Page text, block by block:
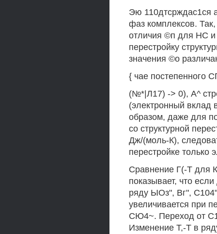
Эю 110дтсрждас1ся
фаз комплексов.
отличия ©п для НС и
перестройку
значения ©о
{ чае постепенного
(№*|Л17) -> 0), А^
(электронный вклад
образом, даже для
со структурной
Дж/(моль-К),
перестройке только
Сравнение Г(-Т для
показывает, что
ряду ЫОз", Вг",
увеличивается при
СЮ4~. Переход от
Изменение Т,-Т в